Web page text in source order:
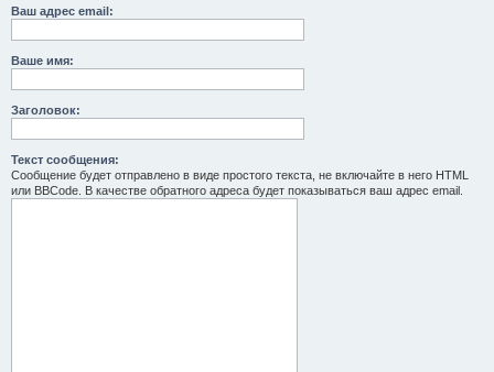
Ваш адрес email:
Ваше имя:
Заголовок:
Текст сообщения:
Сообщение будет отправлено в виде простого текста, не включайте в него HTML
или BBCode. В качестве обратного адреса будет показываться ваш адрес email.